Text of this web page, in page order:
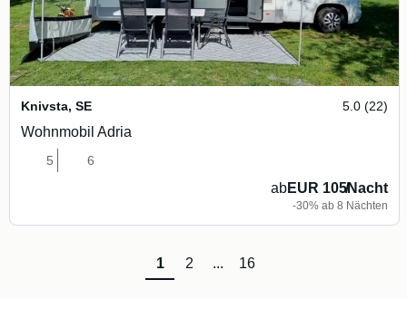
Knivsta, SE 5.0 (22)
Wohnmobil Adria
5 6
abEUR 105/Nacht
-30% ab 8 Nächten
1 2 ... 16